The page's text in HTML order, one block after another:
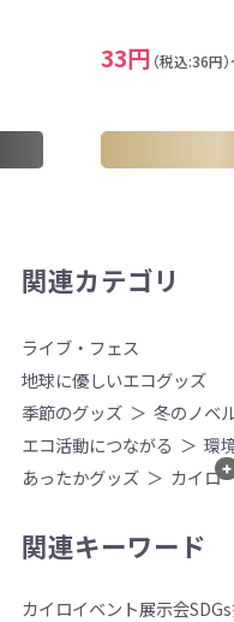
33円 （税込:36円
関連カテゴリ
ライブ・フェス
地球に優しいエコグッズ
季節のグッズ
冬のノベ
エコ活動につながる
環
あったかグッズ
カイロ
関連キーワード
カイロイベント展示会